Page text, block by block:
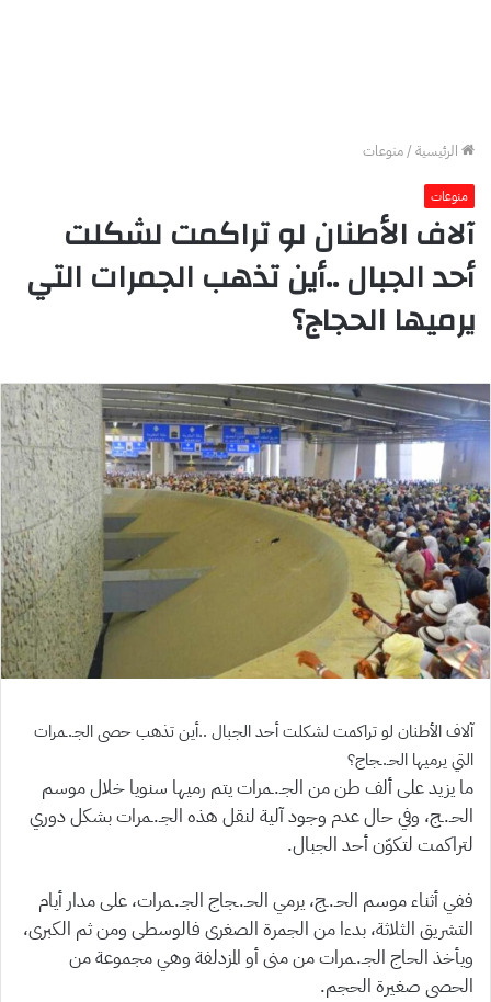
الرئيسية/منوعات
منوعات
آلاف الأطنان لو تراكمت لشكلت
أحد الجبال ..أين تذهب الجمرات التي
يرميها الحجاج؟
آلاف الأطنان لو تراكمت لشكلت أحد الجبال ..أين تذهب حصى الجـ.ـمرات
التي يرميها الحـ.ـجاج؟
ما يزيد على ألف طن من الجـ.ـمرات يتم رميها سنويا خلال موسم
الحـ.ـج، وفي حال عدم وجود آلية لنقل هذه الجـ.ـمرات بشكل دوري
لتراكمت لتكوّن أحد الجبال.
ففي أثناء موسم الحـ.ـج، يرمي الحـ.ـجاج الجـ.ـمرات، على مدار أيام
التشريق الثلاثة، بدءا من الجمرة الصغرى فالوسطى ومن ثم الكبرى،
ويأخذ الحاج الجـ.ـمرات من منى أو المزدلفة وهي مجموعة من
الحصى صغيرة الحجم.